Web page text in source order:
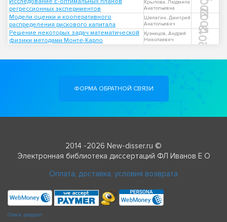
регрессионных экспериментов
Крылова, Людмила
Анатольевна
Модели оценки и кооперативного
распределения рискового капитала
Шелагин, Дмитрий
Анатольевич
2002
Решение некоторых задач математической
физики методами Монте-Карло
Кузнецов, Андрей
Николаевич
2012
ФОРМА ОБРАТНОЙ СВЯЗИ
2014 -2026 New-disser.ru ©
Электронная библиотека диссертаций ФЛ Иванов Е О
Оплата, доставка, условия возврата
Check passport